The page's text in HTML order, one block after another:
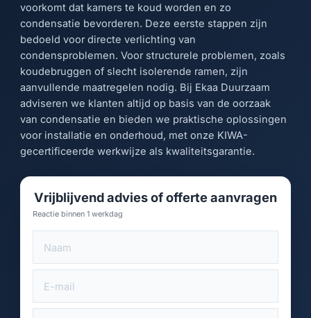
voorkomt dat kamers te koud worden en zo
condensatie bevorderen. Deze eerste stappen zijn
bedoeld voor directe verlichting van
condensproblemen. Voor structurele problemen, zoals
koudebruggen of slecht isolerende ramen, zijn
aanvullende maatregelen nodig. Bij Ekaa Duurzaam
adviseren we klanten altijd op basis van de oorzaak
van condensatie en bieden we praktische oplossingen
voor installatie en onderhoud, met onze KIWA-
gecertificeerde werkwijze als kwaliteitsgarantie.
Vrijblijvend advies of offerte aanvragen
Reactie binnen 1 werkdag